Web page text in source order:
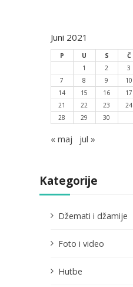
Juni 2021
P U S Č
1
2 3
7
8 9 10
14
15 16 17
21
22 23 24
28
29 30
« maj jul »
Kategorije
Džemati i džamije
Foto i video
Hutbe